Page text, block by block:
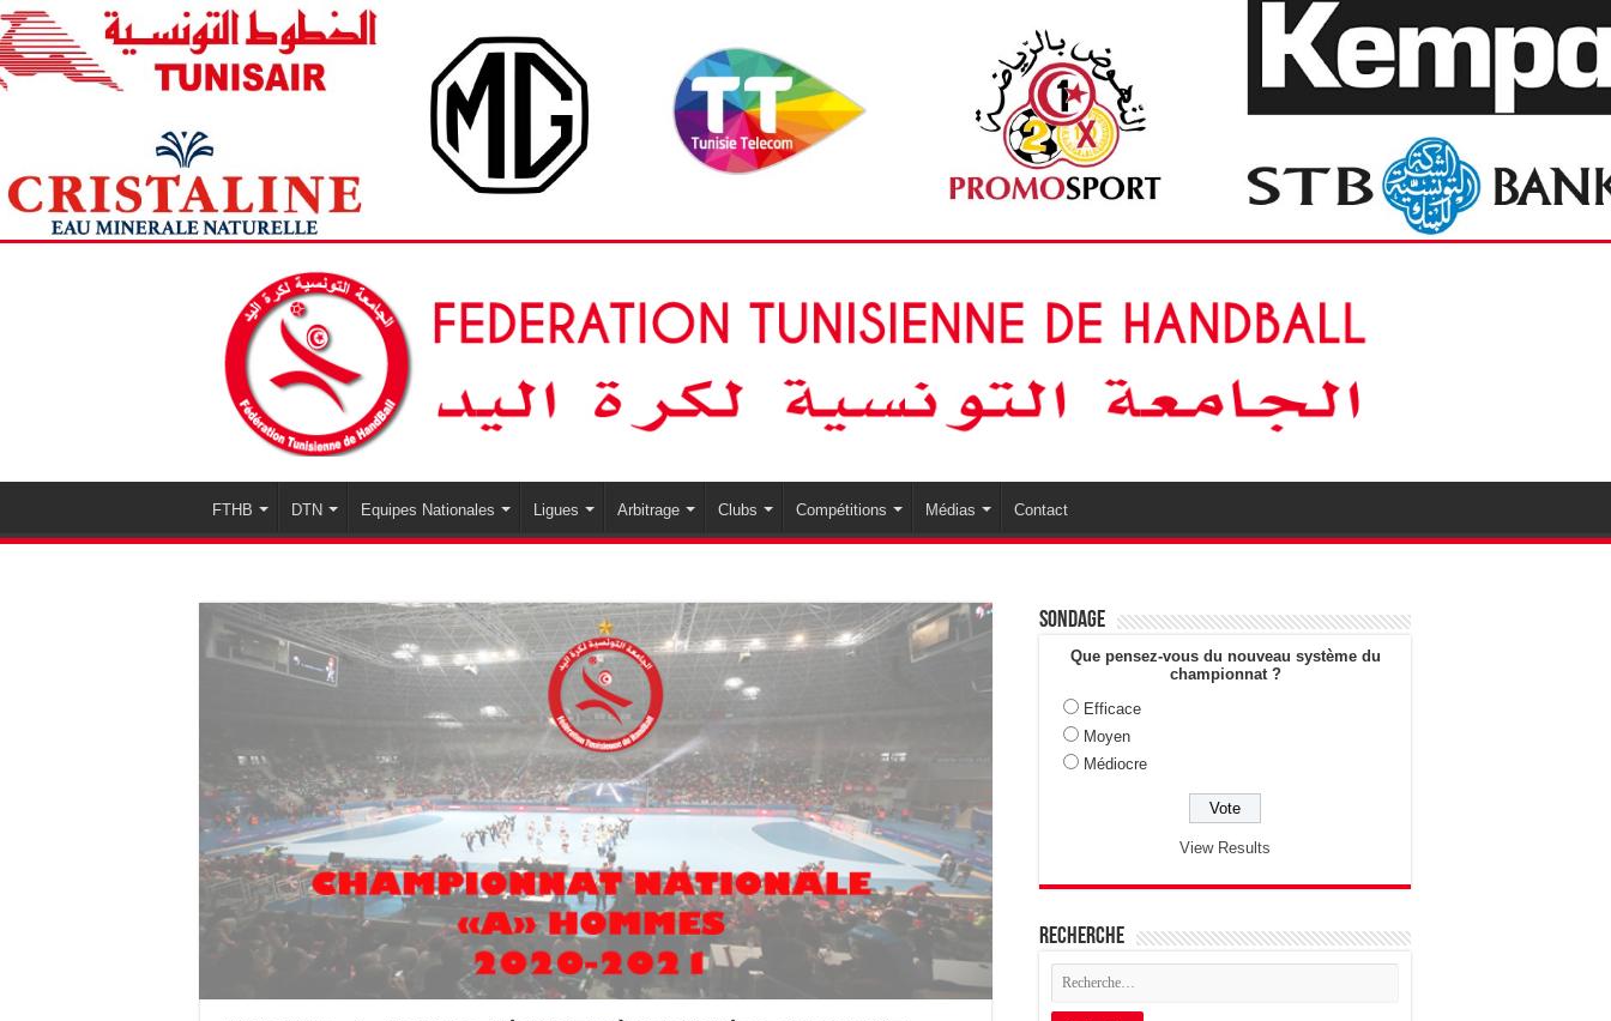
FTHB DTN Equipes Nationales Ligues Arbitrage Clubs Compétitions Médias Contact
Sondage
Que pensez-vous du nouveau système du
championnat ?
Efficace
Moyen
Médiocre
View Results
Recherche